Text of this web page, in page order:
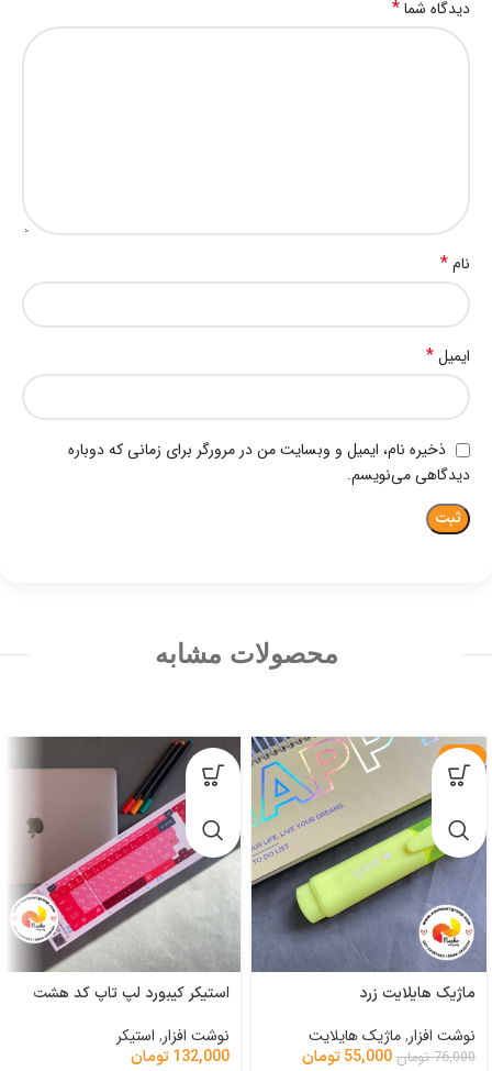
دیدگاه شما*
نام*
ایمیل*
ذخیره نام، ایمیل و وبسایت من در مرورگر برای زمانی که دوباره
دیدگاهی می‌نویسم.
محصولات مشابه
-28%
ماژیک هایلایت زرد
نوشت افزار,ماژیک هایلایت
76,000 تومان 55,000تومان
استیکر کیبورد لپ تاپ کد هشت
نوشت افزار, استیکر
132,000تومان